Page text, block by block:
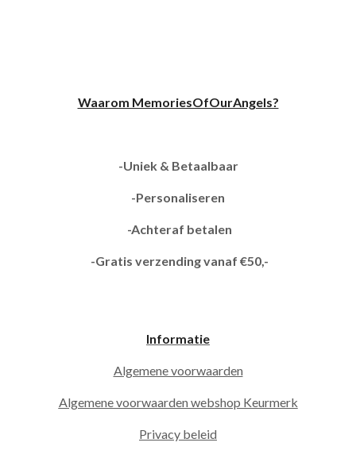
Waarom MemoriesOfOurAngels?
-Uniek & Betaalbaar
-Personaliseren
-Achteraf betalen
-Gratis verzending vanaf €50,-
Informatie
Algemene voorwaarden
Algemene voorwaarden webshop Keurmerk
Privacy beleid